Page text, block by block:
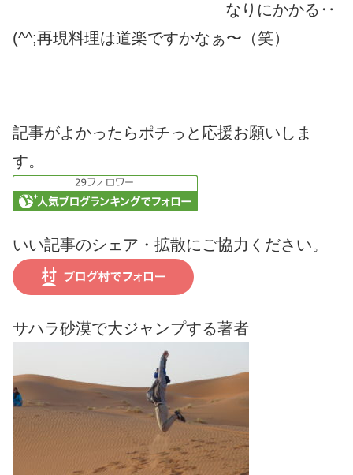
なりにかかる‥
(^^;再現料理は道楽ですかなぁ〜（笑）
記事がよかったらポチっと応援お願いしま
す。
いい記事のシェア・拡散にご協力ください。
サハラ砂漠で大ジャンプする著者